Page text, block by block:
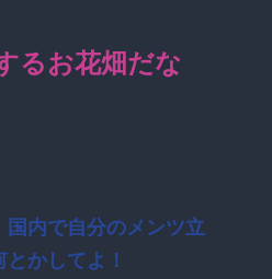
るお花畑だな
内で自分のメンツ立
かしてよ！